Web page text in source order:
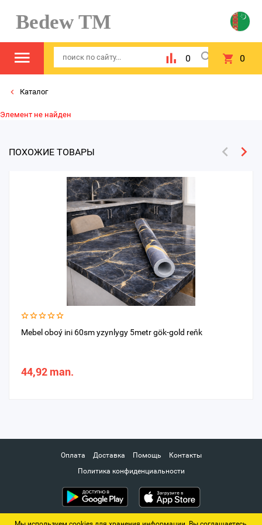
Bedew TM
0 0
Каталог
Элемент не найден
ПОХОЖИЕ ТОВАРЫ
Mebel oboý ini 60sm yzynlygy 5metr gök-gold reňk
44,92 man.
Оплата Доставка Помощь
Контакты
Политика конфиденциальности